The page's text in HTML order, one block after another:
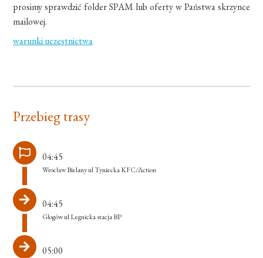
prosimy sprawdzić folder SPAM lub oferty w Państwa skrzynce
mailowej.
warunki uczestnictwa
Przebieg trasy
04:45
Wrocław Bielany ul Tyniecka KFC/Action
04:45
Głogów ul Legnicka stacja BP
05:00